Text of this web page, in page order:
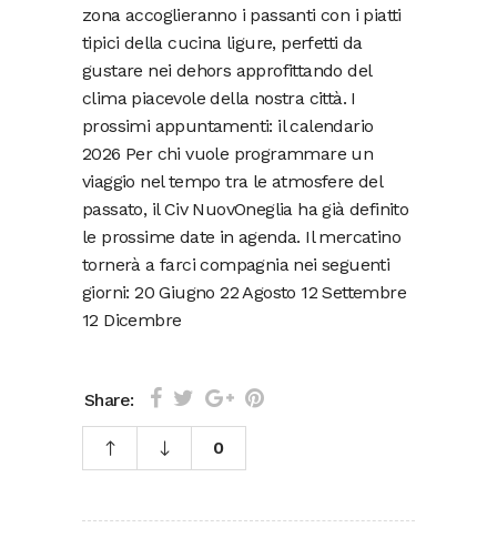
zona accoglieranno i passanti con i piatti
tipici della cucina ligure, perfetti da
gustare nei dehors approfittando del
clima piacevole della nostra città. I
prossimi appuntamenti: il calendario
2026 Per chi vuole programmare un
viaggio nel tempo tra le atmosfere del
passato, il Civ NuovOneglia ha già definito
le prossime date in agenda. Il mercatino
tornerà a farci compagnia nei seguenti
giorni: 20 Giugno 22 Agosto 12 Settembre
12 Dicembre
Share:
0